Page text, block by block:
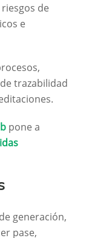
de
e
trazabilidad
pone a
generación,
pase,